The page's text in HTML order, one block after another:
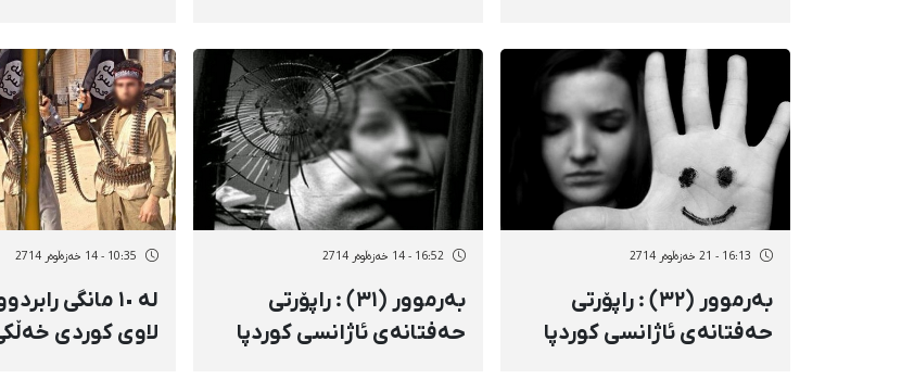
ئامارەكاندا
16:13 - 21 خەزەڵوەر 2714
بەرموور (٣٢) : راپۆرتی
حەفتانەی ئاژانسی کوردپا
16:52 - 14 خەزەڵوەر 2714
بەرموور (٣١) : راپۆرتی
حەفتانەی ئاژانسی کوردپا
10:35 - 14 خەزەڵوەر 2714
لاوی کوردی